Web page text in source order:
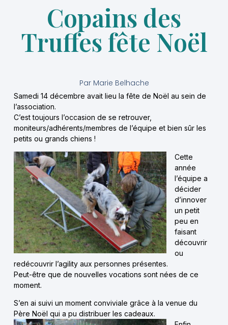
Copains des
Truffes fête Noël
ParMarie Belhache
Samedi 14 décembre avait lieu la fête de Noël au sein de
l’association.
C’est toujours l’occasion de se retrouver,
moniteurs/adhérents/membres de l’équipe et bien sûr les
petits ou grands chiens !
Cette
année
l’équipe a
décider
d’innover
un petit
peu en
faisant
découvrir
ou
redécouvrir l’agility aux personnes présentes.
Peut-être que de nouvelles vocations sont nées de ce
moment.
S’en ai suivi un moment conviviale grâce à la venue du
Père Noël qui a pu distribuer les cadeaux.